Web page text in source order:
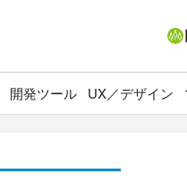
開発ツール UX／デザイン